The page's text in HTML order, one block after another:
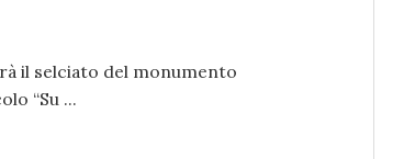
il selciato del monumento
“Su ...